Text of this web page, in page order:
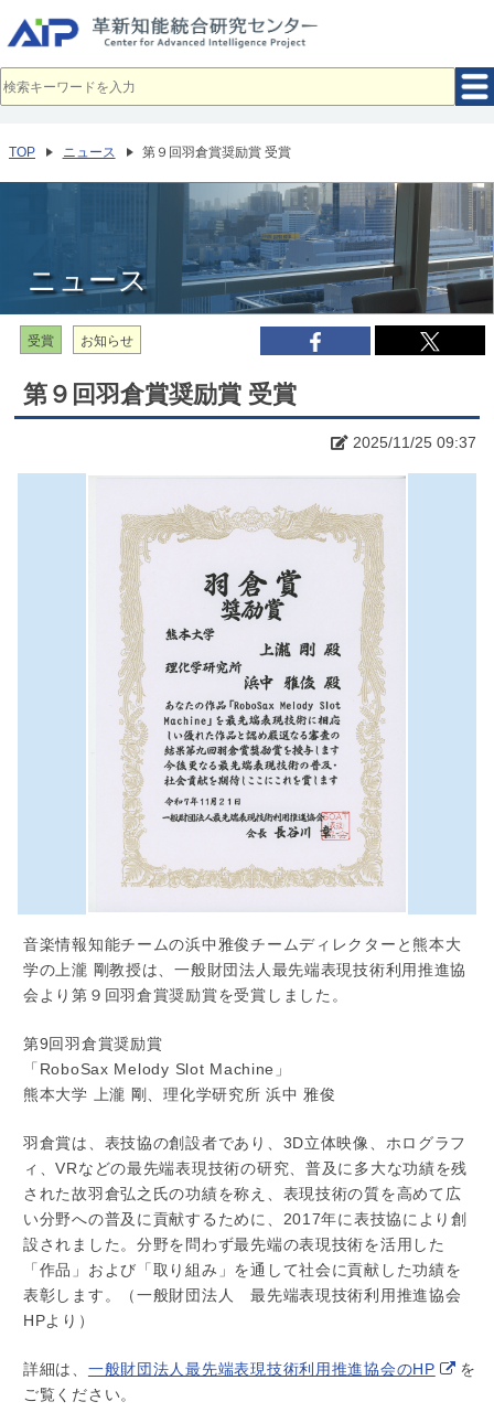
イ
ン
へ
動
TOP ニュース 第９回羽倉賞奨励賞 受賞
ニュース
お知らせ
受賞
第９回羽倉賞奨励賞 受賞
2025/11/25 09:37
音楽情報知能チームの浜中雅俊チームディレクターと熊本大
学の上瀧 剛教授は、一般財団法人最先端表現技術利用推進協
会より第９回羽倉賞奨励賞を受賞しました。
第9回羽倉賞奨励賞
「RoboSax Melody Slot Machine」
熊本大学 上瀧 剛、理化学研究所 浜中 雅俊
羽倉賞は、表技協の創設者であり、3D立体映像、ホログラフ
ィ、VRなどの最先端表現技術の研究、普及に多大な功績を残
された故羽倉弘之氏の功績を称え、表現技術の質を高めて広
い分野への普及に貢献するために、2017年に表技協により創
設されました。分野を問わず最先端の表現技術を活用した
「作品」および「取り組み」を通して社会に貢献した功績を
表彰します。（一般財団法人 最先端表現技術利用推進協会
HPより）
詳細は、 一般財団法人最先端表現技術利用推進協会のHP
を
ご覧ください。